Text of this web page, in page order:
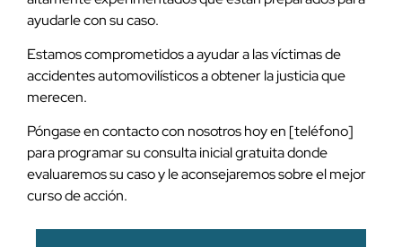
ayudarle con su caso.
Estamos comprometidos a ayudar a las víctimas de
accidentes automovilísticos a obtener la justicia que
merecen.
Póngase en contacto con nosotros hoy en [teléfono]
para programar su consulta inicial gratuita donde
evaluaremos su caso y le aconsejaremos sobre el mejor
curso de acción.